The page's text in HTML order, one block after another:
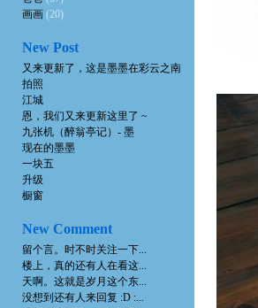
画画 (20)
New Post
又来更新了，这是墨墨在彩云之南
拍照
江城
恩，我们又来更新这里了 ~
九张机（醉翁亭记）- 墨
现在的墨墨
一块五
升级
橱窗
New Comment
留个言。时不时关注一下...
楼上，真的还有人在看这...
天啊。这就是岁月这个东...
没想到还有人来回复 :D :...